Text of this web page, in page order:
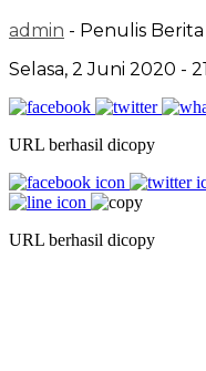
admin - Penulis Berita
Selasa, 2 Juni 2020 -
URL berhasil dicopy
URL berhasil dicopy